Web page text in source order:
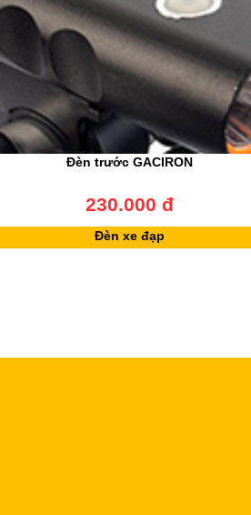
Đèn trước GACIRON
230.000 đ
Đèn xe đạp